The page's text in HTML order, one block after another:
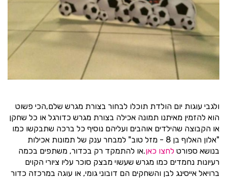
ולגבי עוגות יום הולדת תוכלו לבחור בצורת מגרש שלם,הכי פשוט
הוא להזמין מאיתנו תמונה אכילה בצורת מגרש כדורגל או כל שחקן
או הקבוצה שהילדים אוהבים ועליהם נוסיף כל ברכה שתבקשו כמו
"אלון האלוף בן 8 - מזל טוב" למבחר ענק של תמונות אכילות
בנושא ספורט לחצו כאן.או להתמקד רק בכדור, משתפים בכמה
רעיונות נחמדים כמו מגרש שעשוי מבצק סוכר עליו ציורי הקוים
ברויאל אייסינג לבן והשחקים הם דובוני גומי, או עוגה במרכזה כדור